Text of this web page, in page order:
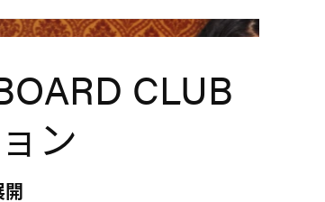
Stockholm Surfboard Club
CLUB
ン